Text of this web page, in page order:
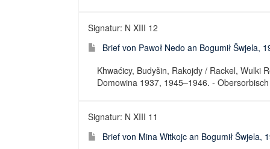
Signatur: N XIII 12
Brief von Pawoł Nedo an Bogumił Šwjela,
Khwaćicy, Budyšin, Rakojdy / Rackel, Wulki
Domowina 1937, 1945–1946. -
Signatur: N XIII 11
Brief von Mina Witkojc an Bogumił Šwjela,